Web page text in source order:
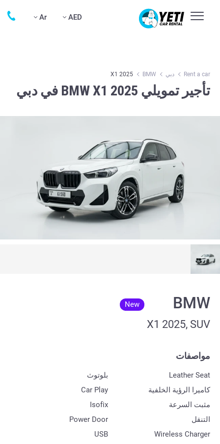
AED
Ar
Rent a car دبي BMW
X1 2025
تأجير تمويلي BMW X1 2025 في دبي
BMW
X1 2025, SUV
New
مواصفات
Leather Seat
كاميرا الرؤية الخلفية
مثبت السرعة
التنقل
Wireless Charger
بلوتوث
Car Play
Isofix
Power Door
USB